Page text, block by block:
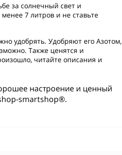
за солнечный свет и
7 литров и не ставьте
удобрять. Удобряют его Азотом,
Также ценятся и
читайте описания и
настроение и ценный
smartshop®.